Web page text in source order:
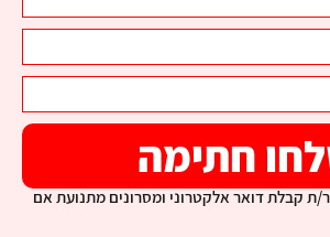
חתימה
קבלת דואר אלקטרוני ומסרונים מתנועת אם